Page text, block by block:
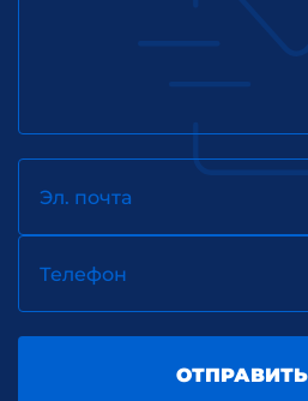
Эл. почта
Телефон
ОТПРАВИТЬ